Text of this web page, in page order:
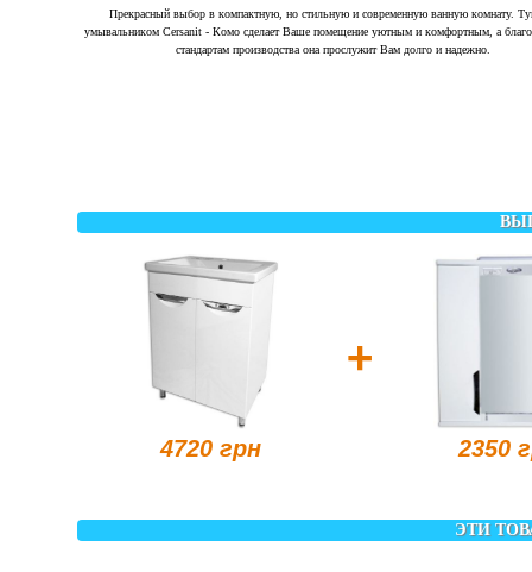
Прекрасный выбор в компактную, но стильную и современную ванную комнату.
умывальником Cersanit - Комо сделает Ваше помещение уютным и комфортным, а
стандартам производства она прослужит Вам долго и надежно.
4720 грн
+
2350
ЭТИ